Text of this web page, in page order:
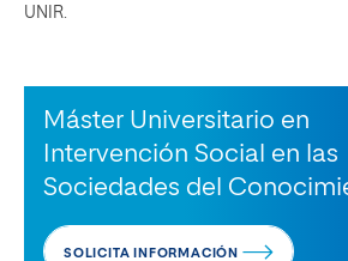
UNIR.
Máster Universitario en
Intervención Social en las
Sociedades del
SOLICITA INFORMACIÓN